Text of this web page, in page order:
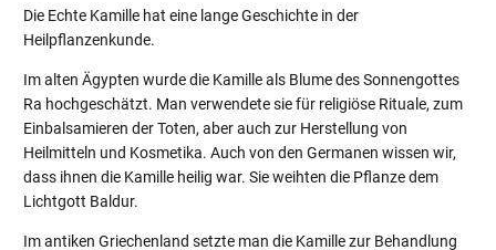
Die Echte Kamille hat eine lange Geschichte in der
Heilpflanzenkunde.
Im alten Ägypten wurde die Kamille als Blume des Sonnengottes
Ra hochgeschätzt. Man verwendete sie für religiöse Rituale, zum
Einbalsamieren der Toten, aber auch zur Herstellung von
Heilmitteln und Kosmetika. Auch von den Germanen wissen wir,
dass ihnen die Kamille heilig war. Sie weihten die Pflanze dem
Lichtgott Baldur.
Im antiken Griechenland setzte man die Kamille zur Behandlung